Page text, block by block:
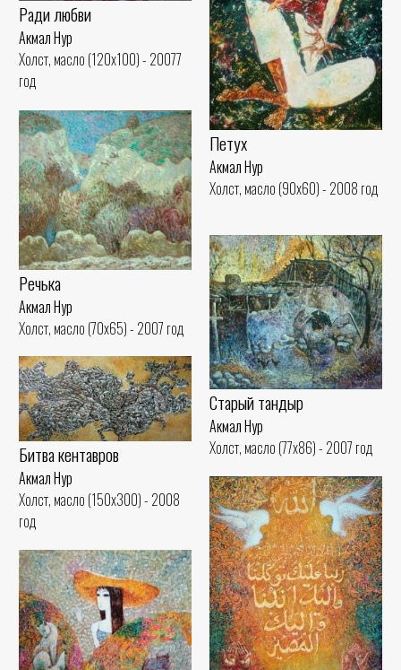
Ради любви
Акмал Нур
Холст, масло (120x100) - 20077
год
Петух
Акмал Нур
Холст, масло (90x60) - 2008 год
Речька
Акмал Нур
Холст, масло (70x65) - 2007 год
Старый тандыр
Акмал Нур
Холст, масло (77x86) - 2007 год
Битва кентавров
Акмал Нур
Холст, масло (150x300) - 2008
год